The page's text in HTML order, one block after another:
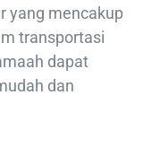
yang mencakup
transportasi
dapat
dan